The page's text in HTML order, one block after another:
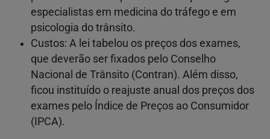
especialistas em medicina do tráfego e em
psicologia do trânsito.
Custos: A lei tabelou os preços dos exames,
que deverão ser fixados pelo Conselho
Nacional de Trânsito (Contran). Além disso,
ficou instituído o reajuste anual dos preços dos
exames pelo Índice de Preços ao Consumidor
(IPCA).